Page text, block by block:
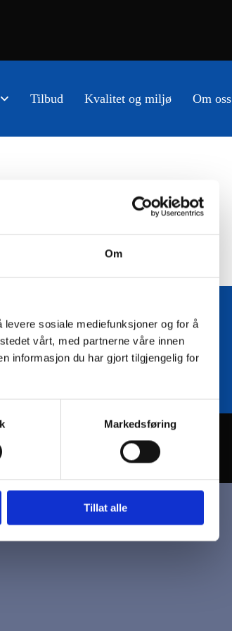
Om
sosiale mediefunksjoner og for å
vårt, med partnerne våre innen
informasjon du har gjort tilgjengelig for
Markedsføring
Tillat alle
Tilbud Kvalitet og miljø Om oss